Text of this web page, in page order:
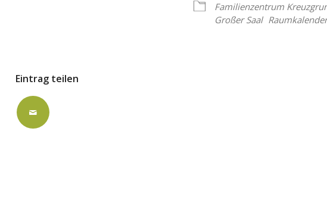
Familienzentrum
Großer Saal Raumkalender
Eintrag teilen